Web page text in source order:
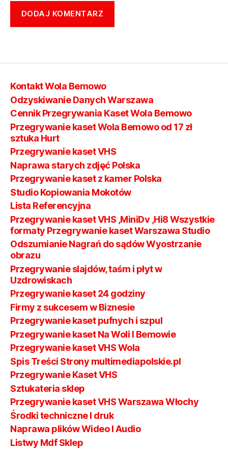
Kontakt Wola Bemowo
Odzyskiwanie Danych Warszawa
Cennik Przegrywania Kaset Wola Bemowo
Przegrywanie kaset Wola Bemowo od 17 zł
sztuka Hurt
Przegrywanie kaset VHS
Naprawa starych zdjęć Polska
Przegrywanie kaset z kamer Polska
Studio Kopiowania Mokotów
Lista Referencyjna
Przegrywanie kaset VHS ,MiniDv ,Hi8 Wszystkie
formaty Przegrywanie kaset Warszawa Studio
Odszumianie Nagrań do sądów Wyostrzanie
obrazu
Przegrywanie slajdów, taśm i płyt w
Uzdrowiskach
Przegrywanie kaset 24 godziny
Firmy z sukcesem w Biznesie
Przegrywanie kaset pufnych i szpul
Przegrywanie kaset Na Woli I Bemowie
Przegrywanie kaset VHS Wola
Spis Treści Strony multimediapolskie.pl
Przegrywanie Kaset VHS
Sztukateria sklep
Przegrywanie kaset VHS Warszawa Włochy
Środki techniczne I druk
Naprawa plików Wideo I Audio
Listwy Mdf Sklep